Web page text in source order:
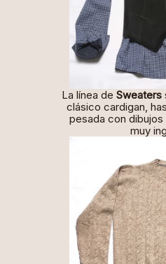
La línea de Sweaters
clásico cardigan,
pesada con
muy